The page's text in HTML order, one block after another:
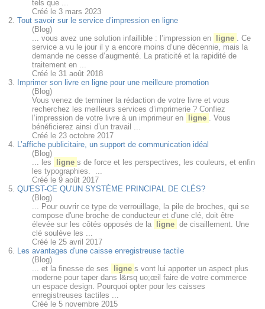
tels que ...
Créé le 3 mars 2023
2.Tout savoir sur le service d’impression en ligne
(Blog)
... vous avez une solution infaillible : l’impression en ligne
. Ce
service a vu le jour il y a encore moins d’une décennie, mais la
demande ne cesse d’augmenté. La praticité et la rapidité de
traitement en ...
Créé le 31 août 2018
3. Imprimer son livre en ligne pour une meilleure promotion
(Blog)
Vous venez de terminer la rédaction de votre livre et vous
recherchez les meilleurs services d’imprimerie ? Confiez
l’impression de votre livre à un imprimeur en ligne
. Vous
bénéficierez ainsi d’un travail ...
Créé le 23 octobre 2017
4. L’affiche publicitaire, un support de communication idéal
(Blog)
... les
ligne s de force et les perspectives, les couleurs, et enfin
les typographies. ...
Créé le 9 août 2017
5.QU'EST-CE QU'UN SYSTÈME PRINCIPAL DE CLÉS?
(Blog)
... Pour ouvrir ce type de verrouillage, la pile de broches, qui se
compose d'une broche de conducteur et d'une clé, doit être
élevée sur les côtés opposés de la ligne de cisaillement. Une
clé soulève les ...
Créé le 25 avril 2017
6. Les avantages d'une caisse enregistreuse tactile
(Blog)
... et la finesse de ses
ligne s vont lui apporter un aspect plus
moderne pour taper dans l&rsq uo;œil faire de votre commerce
un espace design. Pourquoi opter pour les caisses
enregistreuses tactiles ...
Créé le 5 novembre 2015